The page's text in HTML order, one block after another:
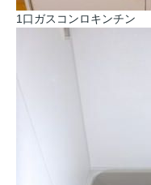
1口ガスコンロキンチン